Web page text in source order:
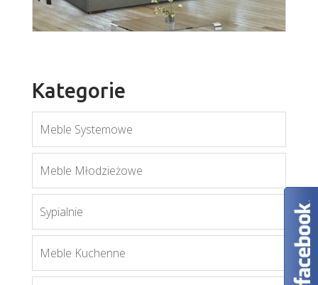
Kategorie
Meble Systemowe
Meble Młodzieżowe
Sypialnie
Meble Kuchenne